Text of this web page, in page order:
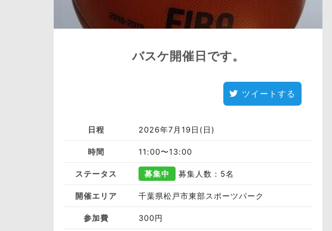
バスケ開催日です。
ツイートする
日程 2026年7月19日(日)
時間 11:00〜13:00
ステータス 募集中 募集人数：5名
開催エリア 千葉県松戸市東部スポーツパーク
参加費 300円